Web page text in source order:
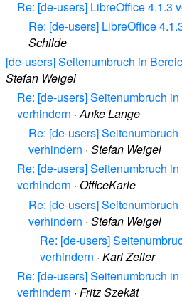
Re: [de-users] LibreOffice 4.1.3
Re: [de-users] LibreOffice
Schilde
[de-users] Seitenumbruch in
Stefan Weigel
Re: [de-users] Seitenumbruch
verhindern ·Anke Lange
Re: [de-users]
verhindern · Stefan Weigel
Re: [de-users] Seitenumbruch
verhindern · OfficeKarle
Re: [de-users]
verhindern · Stefan Weigel
Re: [de-users]
verhindern · Karl Zeiler
Re: [de-users] Seitenumbruch
verhindern · Fritz Szekät